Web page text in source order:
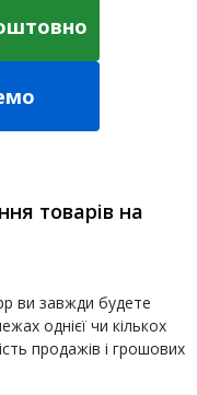
товарів на
ви завжди будете
однієї чи кількох
продажів і грошових